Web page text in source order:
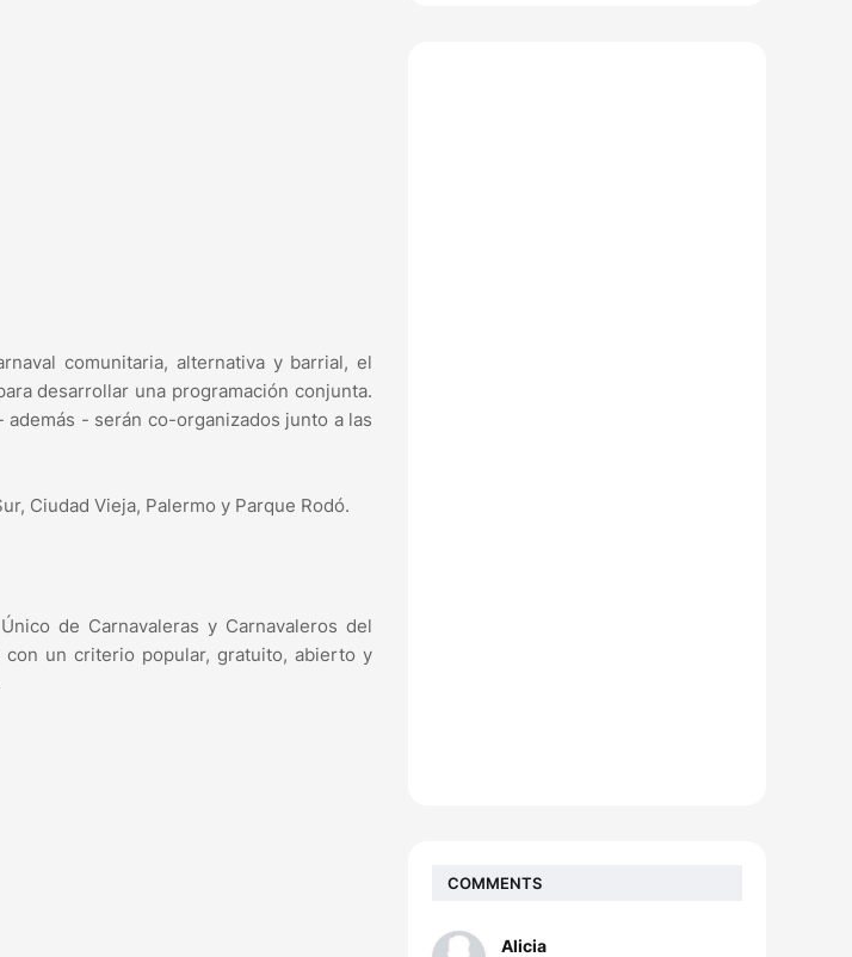
comunitaria, alternativa y barrial, el
desarrollar una programación conjunta.
- serán co-organizados junto a las
Ciudad Vieja, Palermo y Parque Rodó.
de Carnavaleras y Carnavaleros del
con un criterio popular, gratuito, abierto y
COMMENTS
Alicia